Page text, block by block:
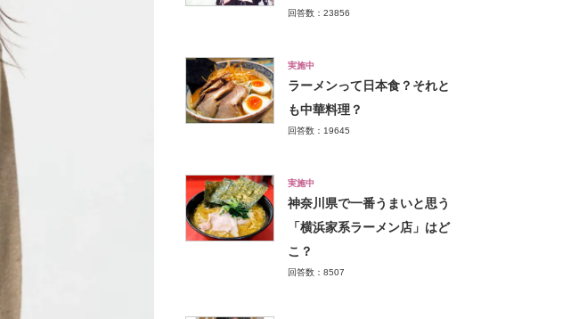
回答数：23856
実施中
ラーメンって日本食？それと
も中華料理？
回答数：19645
実施中
神奈川県で一番うまいと思う
「横浜家系ラーメン店」はど
こ？
回答数：8507